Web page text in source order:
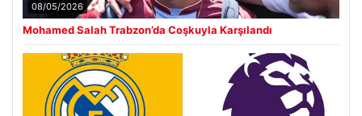
08/05/2026
Mohamed Salah Trabzon’da Coşkuyla Karşılandı